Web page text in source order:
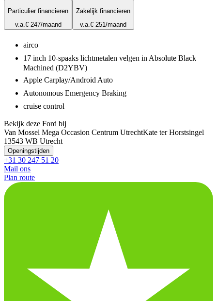
Particulier financieren
v.a.€ 247/maand
Zakelijk financieren
v.a.€ 251/maand
airco
17 inch 10-spaaks lichtmetalen velgen in Absolute Black
Machined (D2YBV)
Apple Carplay/Android Auto
Autonomous Emergency Braking
cruise control
Bekijk deze Ford bij
Van Mossel Mega Occasion Centrum UtrechtKate ter Horstsingel
13543 WB Utrecht
Openingstijden
+31 30 247 51 20
Mail ons
Plan route